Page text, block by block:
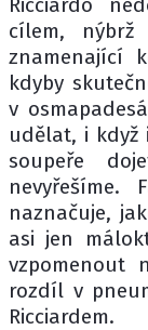
cílem,
znamenající
kdyby
v
udělat, i když
soupeře
nevyřešíme.
naznačuje,
asi jen
vzpomenout
rozdíl v
Ricciardem.